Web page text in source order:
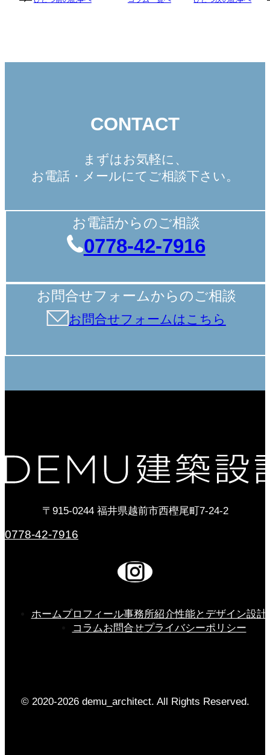
CONTACT
まずはお気軽に、
お電話・メールにてご相談下さい。
お電話からのご相談
0778-42-7916
お問合せフォームからのご相談
お問合せフォームはこちら
〒915-0244 福井県越前市西樫尾町7-24-2
0778-42-7916
ホームプロフィール事務所紹介性能とデザイン設計
コラムお問合せプライバシーポリシー
© 2020-2026 demu_architect. All Rights Reserved.